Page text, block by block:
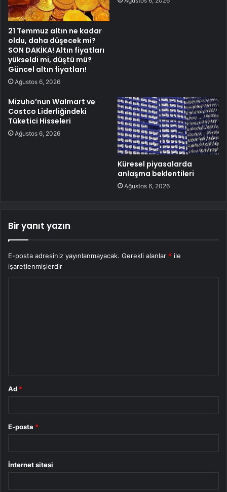
21 Temmuz altın ne kadar
oldu, daha düşecek mi?
SON DAKİKA! Altın fiyatları
yükseldi mi, düştü mü?
Güncel altın fiyatları!
Ağustos 6, 2026
Mizuho’nun Walmart ve
Costco Liderliğindeki
Tüketici Hisseleri
Ağustos 6, 2026
Küresel piyasalarda
anlaşma beklentileri
Ağustos 6, 2026
Bir yanıt yazın
E-posta adresiniz yayınlanmayacak. Gerekli alanlar * ile
işaretlenmişlerdir
Ad *
E-posta *
İnternet sitesi